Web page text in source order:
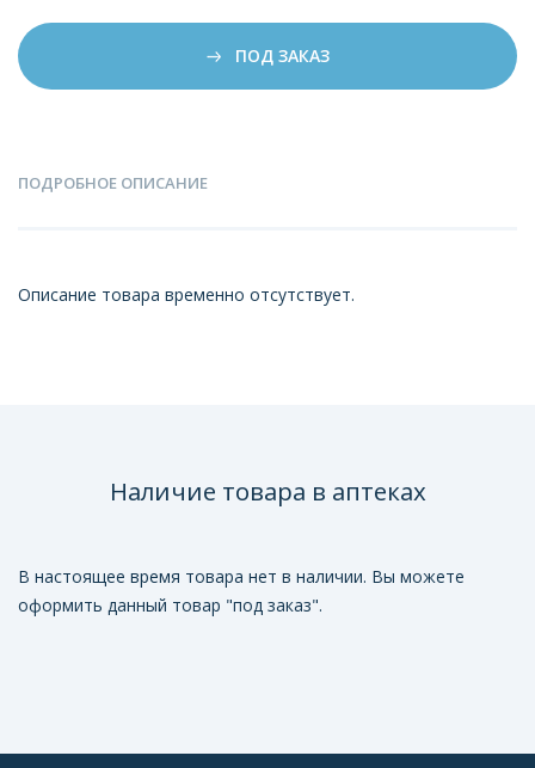
ПОД ЗАКАЗ
ПОДРОБНОЕ ОПИСАНИЕ
Описание товара временно отсутствует.
Наличие товара в аптеках
В настоящее время товара нет в наличии. Вы можете
оформить данный товар "под заказ".